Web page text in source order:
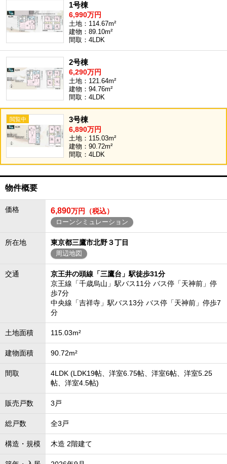
1号棟
6,990万円
土地：114.67m²
建物：89.10m²
間取：4LDK
2号棟
6,290万円
土地：121.64m²
建物：94.76m²
間取：4LDK
3号棟
6,890万円
土地：115.03m²
建物：90.72m²
間取：4LDK
物件概要
価格 6,890万円（税込）
ローンシミュレーション
所在地 東京都三鷹市北野３丁目
周辺地図
交通
京王井の頭線「三鷹台」駅徒歩31分
京王線「千歳烏山」駅バス11分 バス停「天神前」停
歩7分
中央線「吉祥寺」駅バス13分 バス停「天神前」停歩7
分
土地面積 115.03m²
建物面積 90.72m²
間取
4LDK (LDK19帖、洋室6.75帖、洋室6帖、洋室5.25
帖、洋室4.5帖)
販売戸数 3戸
総戸数 全3戸
構造・規模 木造 2階建て